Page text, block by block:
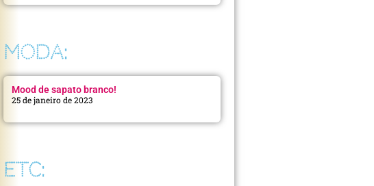
MODA:
Mood de sapato branco!
25 de janeiro de 2023
ETC: